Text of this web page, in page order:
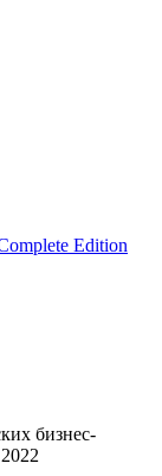
Edition
бизнес-